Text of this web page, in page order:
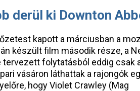
derül ki Downton
kapott a márciusban a
készült film második része, a
folytatásból eddig csak
vásáron láthattak a rajongók
hogy Violet Crawley (Mag